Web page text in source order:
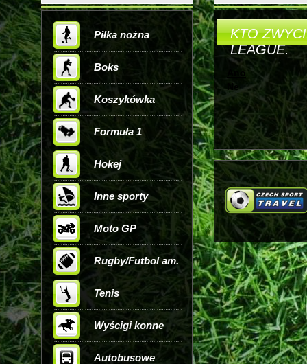
Piłka nożna
Boks
Koszykówka
Formuła 1
Hokej
Inne sporty
Moto GP
Rugby/Futbol am.
Tenis
Wyścigi konne
Autobusowe
KTO
LEAGUE.
Ano
Ne